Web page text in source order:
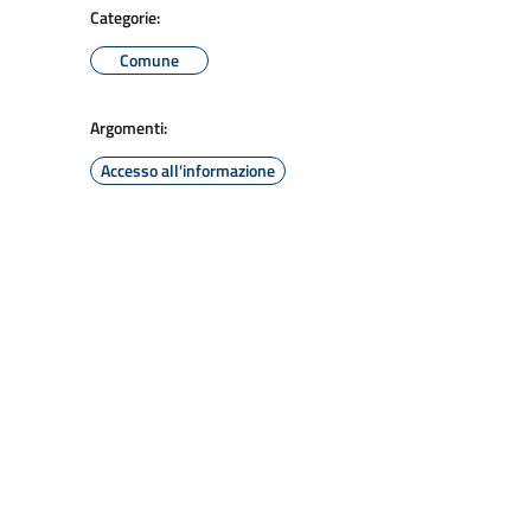
Categorie:
Comune
Argomenti:
Accesso all'informazione